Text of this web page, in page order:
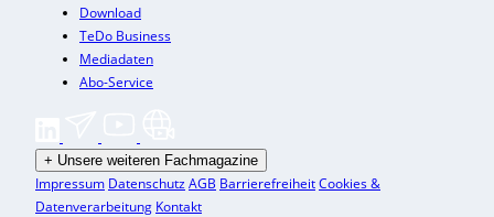
Download
TeDo Business
Mediadaten
Abo-Service
+ Unsere weiteren Fachmagazine
Impressum DatenschutzAGB BarrierefreiheitCookies &
Datenverarbeitung Kontakt